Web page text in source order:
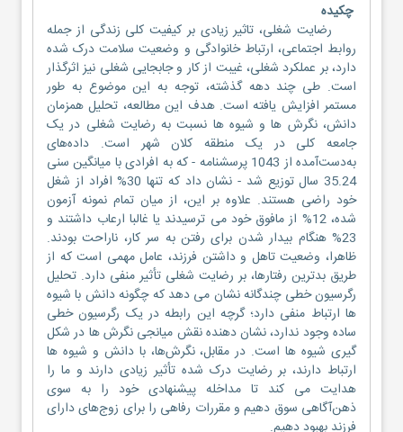
چکیده
رضایت شغلی، تاثیر زیادی بر کیفیت کلی زندگی از جمله
روابط اجتماعی، ارتباط خانوادگی و وضعیت سلامت درک شده
دارد، بر عملکرد شغلی، غیبت از کار و جابجایی شغلی نیز اثرگذار
است. طی چند دهه گذشته، توجه به این موضوع به طور
مستمر افزایش یافته است. هدف این مطالعه، تحلیل همزمان
دانش، نگرش ها و شیوه ها نسبت به رضایت شغلی در یک
جامعه کلی در یک منطقه کلان شهر است. داده‌های
به‌دست‌آمده از 1043 پرسشنامه - که به افرادی با میانگین سنی
35.24 سال توزیع شد - نشان داد که تنها 30% افراد از شغل
خود راضی هستند. علاوه بر این، از میان تمام نمونه‌ آزمون
شده، 12% از مافوق خود می ترسیدند یا غالبا ارعاب داشتند و
23% هنگام بیدار شدن برای رفتن به سر کار، ناراحت بودند.
ظاهرا، وضعیت تاهل و داشتن فرزند، عامل مهمی است که از
طریق بدترین رفتارها، بر رضایت شغلی تأثیر منفی دارد. تحلیل
رگرسیون خطی چندگانه نشان می دهد که چگونه دانش با شیوه
ها ارتباط منفی دارد؛ گرچه این رابطه در یک رگرسیون خطی
ساده وجود ندارد، نشان دهنده نقش میانجی نگرش ها در شکل
گیری شیوه ها است. در مقابل، نگرش‌ها، با دانش و شیوه ها
ارتباط دارند، بر رضایت درک شده تأثیر زیادی دارند و ما را
هدایت می کند تا مداخله پیشنهادی خود را به سوی
ذهن‌آگاهی سوق دهیم و مقررات رفاهی را برای زوج‌های دارای
فرزند بهبود دهیم.